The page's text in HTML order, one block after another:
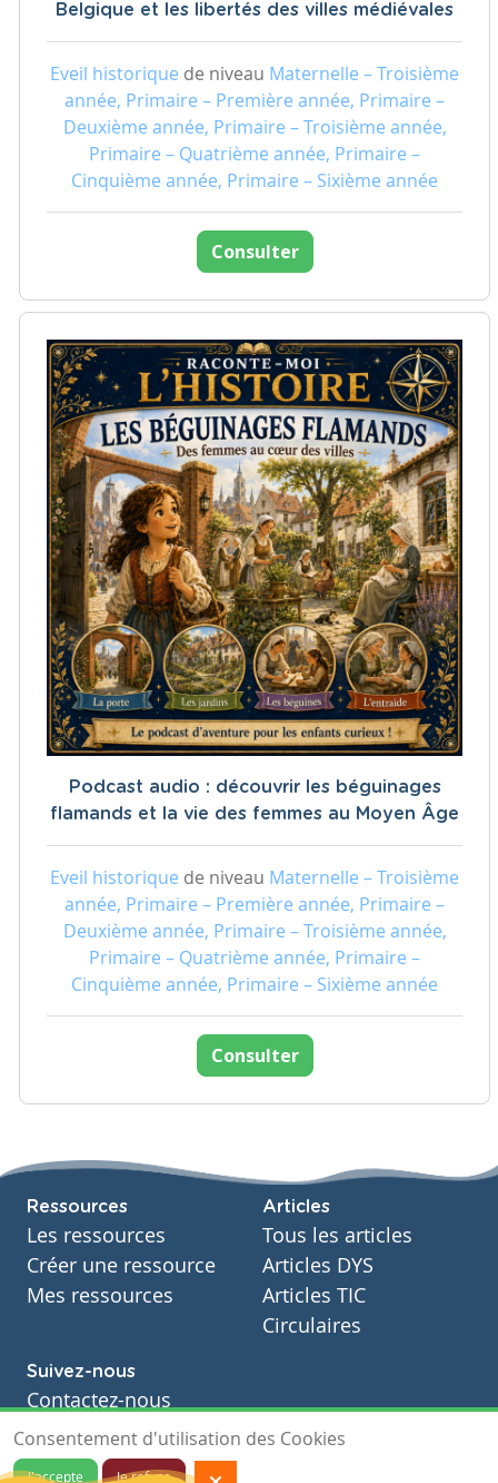
Belgique et les libertés des villes médiévales
Eveil historique de niveau Maternelle – Troisième
année, Primaire – Première année, Primaire –
Deuxième année, Primaire – Troisième année,
Primaire – Quatrième année, Primaire –
Cinquième année, Primaire – Sixième année
Consulter
Podcast audio : découvrir les béguinages
flamands et la vie des femmes au Moyen Âge
Eveil historique de niveau Maternelle – Troisième
année, Primaire – Première année, Primaire –
Deuxième année, Primaire – Troisième année,
Primaire – Quatrième année, Primaire –
Cinquième année, Primaire – Sixième année
Consulter
Ressources
Les ressources
Créer une ressource
Mes ressources
Articles
Tous les articles
Articles DYS
Articles TIC
Circulaires
Suivez-nous
Contactez-nous
Soutien scolaire
Notre page Facebook
Consentement d'utilisation des Cookies
J'accepte Je refuse